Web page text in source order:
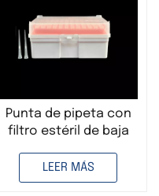
Punta de pipeta con
filtro estéril de baja
larga, transparente,
desechable, para uso
LEER MÁS